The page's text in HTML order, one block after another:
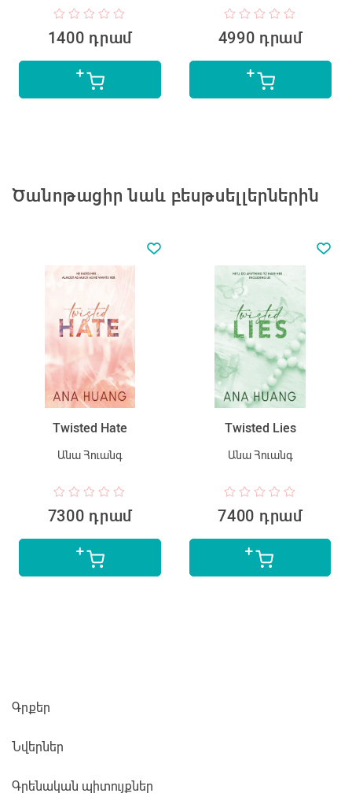
1400 դրամ 4990 դրամ
Ծանոթացիր նաև բեսթսելլերներին
Twisted Hate
Անա Հուանգ
7300 դրամ
Twisted Lies
Անա Հուանգ
7400 դրամ
Գրքեր
Նվերներ
Գրենական պիտույքներ